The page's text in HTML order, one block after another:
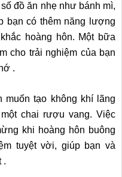
đồ ăn nhẹ như bánh mì,
bạn có thêm năng lượng
hoàng hôn. Một bữa
cho trải nghiệm của bạn
.
muốn tạo không khí lãng
chai rượu vang. Việc
khi hoàng hôn buông
tuyệt vời, giúp bạn và
.